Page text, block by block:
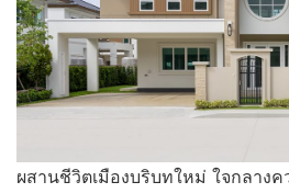
ผสานชีวิตเมืองบริบทใหม่ ใจกลางค